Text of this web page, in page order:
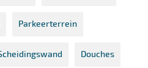
Parkeerterrein
Douches